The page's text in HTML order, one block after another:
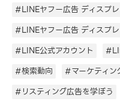
#LINEヤフー広告 ディスプレ
#LINEヤフー広告 ディスプレ
#LINE公式アカウント
#検索動向
#マーケティン
#リスティング広告を学ぼう